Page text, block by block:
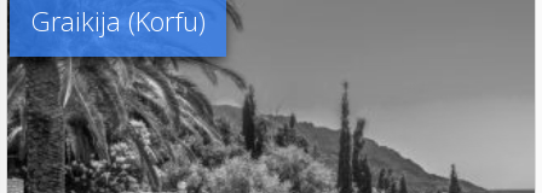
Graikija (Korfu)